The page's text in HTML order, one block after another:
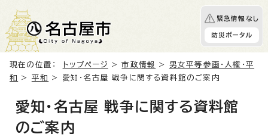
緊急情報なし
防災ポータル
現在の位置： トップページ >市政情報 > 男女平等参画・人権・平
和
> 平和 > 愛知・名古屋 戦争に関する資料館のご案内
愛知・名古屋 戦争に関する資料館
のご案内